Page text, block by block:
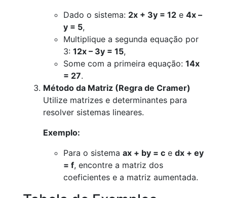
Dado o sistema: 2x + 3y = 12 e 4x –
y = 5,
Multiplique a segunda equação por
3: 12x – 3y = 15,
Some com a primeira equação: 14x
= 27.
Método da Matriz (Regra de Cramer)
Utilize matrizes e determinantes para
resolver sistemas lineares.
Exemplo:
Para o sistema ax + by = c e dx + ey
= f, encontre a matriz dos
coeficientes e a matriz aumentada.